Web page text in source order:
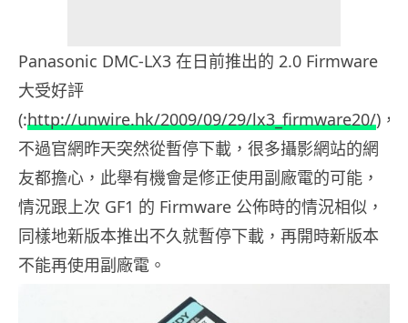
Panasonic DMC-LX3 在日前推出的 2.0 Firmware
大受好評
(:http://unwire.hk/2009/09/29/lx3_firmware20/)，
不過官網昨天突然從暫停下載，很多攝影網站的網
友都擔心，此舉有機會是修正使用副廠電的可能，
情況跟上次 GF1 的 Firmware 公佈時的情況相似，
同樣地新版本推出不久就暫停下載，再開時新版本
不能再使用副廠電。